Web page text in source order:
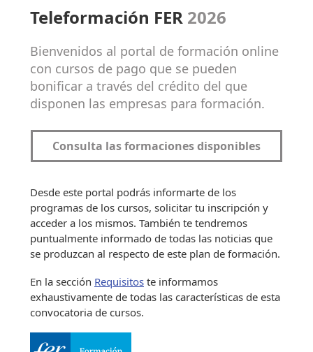
Teleformación FER 2026
Bienvenidos al portal de formación online
con cursos de pago que se pueden
bonificar a través del crédito del que
disponen las empresas para formación.
Consulta las formaciones disponibles
Desde este portal podrás informarte de los
programas de los cursos, solicitar tu inscripción y
acceder a los mismos. También te tendremos
puntualmente informado de todas las noticias que
se produzcan al respecto de este plan de formación.
En la sección Requisitos te informamos
exhaustivamente de todas las características de esta
convocatoria de cursos.